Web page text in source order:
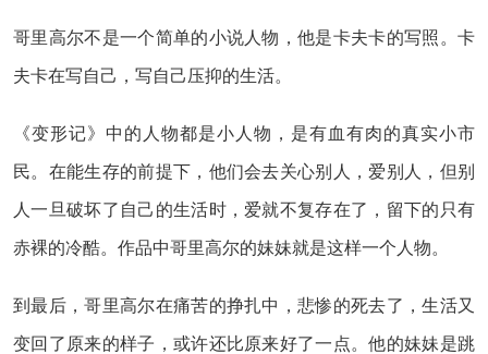
哥里高尔不是一个简单的小说人物，他是卡夫卡的写照。卡
夫卡在写自己，写自己压抑的生活。
《变形记》中的人物都是小人物，是有血有肉的真实小市
民。在能生存的前提下，他们会去关心别人，爱别人，但别
人一旦破坏了自己的生活时，爱就不复存在了，留下的只有
赤裸的冷酷。作品中哥里高尔的妹妹就是这样一个人物。
到最后，哥里高尔在痛苦的挣扎中，悲惨的死去了，生活又
变回了原来的样子，或许还比原来好了一点。他的妹妹是跳